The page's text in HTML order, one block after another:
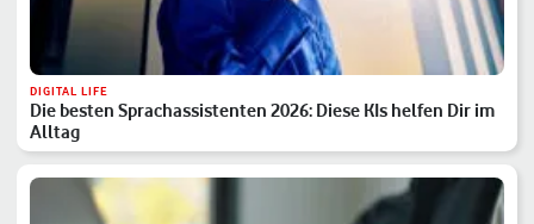
DIGITAL LIFE
Die besten Sprachassistenten 2026: Diese KIs helfen Dir im
Alltag